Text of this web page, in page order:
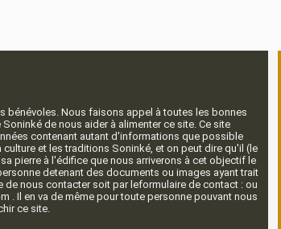
bénévoles. Nous faisons appel à toutes les bonnes
de nous aider à alimenter ce site. Ce site
contenant autant d'informations que possible
et les traditions Soninké, et on peut dire qu'il (le
pierre à l'édifice que nous arriverons à cet objectif le
detenant des documents ou images ayant trait
de nous contacter soit par leformulaire de contact : ou
. Il en va de même pour toute personne pouvant nous
ce site.